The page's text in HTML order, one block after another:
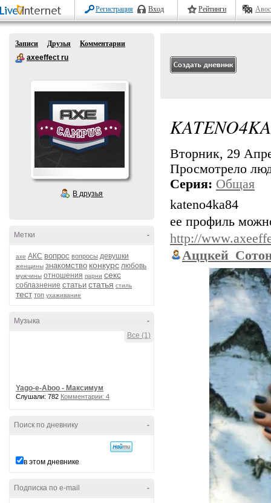
Регистрация Вход Рейтинги
Записи Друзья
Комментарии
axeeffect ru
В друзья
-
Метки
axe АКС вопрос вопросы девушки
женщины знакомство конкурс любовь
мужчины отношения парни секс
соблазнение статьи статья стиль
тест топ ухаживание
-
Музыка
Все (1)
Yago-e-Aboo - Максимум
Слушали: 782 Комментарии: 4
-
Поиск по дневнику
в этом дневнике
-
Подписка по e-mail
Вторник, 29
Просмотрело
Серия: Общая
kateno4ka84
ее профиль
http://